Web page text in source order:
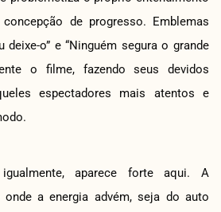
de progresso. Emblemas
deixe-o” e “Ninguém segura o grande
o filme, fazendo seus devidos
espectadores mais atentos e
aparece forte aqui. A
onde a energia advém, seja do auto